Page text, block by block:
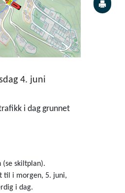
4. juni
i dag grunnet
skiltplan).
til i morgen, 5. juni,
i dag.